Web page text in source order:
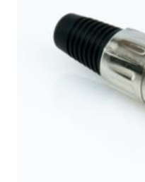
ΑΞΕΣΟΥΑΡ - ΑΝΤΑΛΛΑΚΤΙΚΑ
ΤΕΤΡΑΔΙΑ-DVD-CD